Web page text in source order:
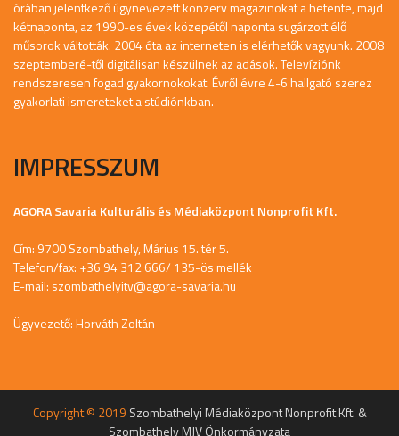
órában jelentkező úgynevezett konzerv magazinokat a hetente, majd
kétnaponta, az 1990-es évek közepétől naponta sugárzott élő
műsorok váltották. 2004 óta az interneten is elérhetők vagyunk. 2008
szeptemberé-től digitálisan készülnek az adások. Televíziónk
rendszeresen fogad gyakornokokat. Évről évre 4-6 hallgató szerez
gyakorlati ismereteket a stúdiónkban.
IMPRESSZUM
AGORA Savaria Kulturális és Médiaközpont Nonprofit Kft.
Cím: 9700 Szombathely, Márius 15. tér 5.
Telefon/fax: +36 94 312 666/ 135-ös mellék
E-mail: szombathelyitv@agora-savaria.hu
Ügyvezető: Horváth Zoltán
Copyright © 2019 Szombathelyi Médiaközpont Nonprofit Kft. &
Szombathely MJV Önkormányzata